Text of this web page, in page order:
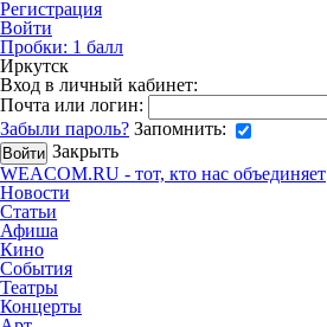
Регистрация
Войти
Пробки: 1 балл
Иркутск
Вход в личный кабинет:
Почта или логин:
Забыли пароль? Запомнить:
Закрыть
WEACOM.RU - тот, кто нас объединяет
Новости
Статьи
Афиша
Кино
События
Театры
Концерты